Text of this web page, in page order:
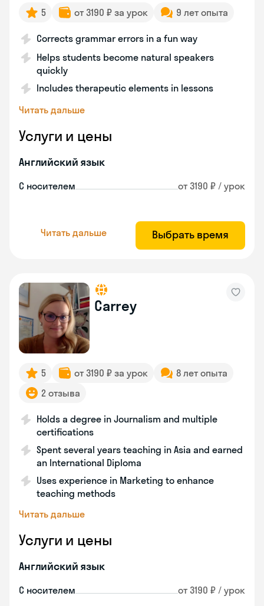
5 от 3190 ₽ за урок 9 лет опыта
Corrects grammar errors in a fun way
Helps students become natural speakers
quickly
Includes therapeutic elements in lessons
Читать дальше
Услуги и цены
Английский язык
С носителем от 3190 ₽ / урок
Читать дальше Выбрать время
Carrey
5 от 3190 ₽ за урок
8 лет опыта
2 отзыва
Holds a degree in Journalism and multiple
certifications
Spent several years teaching in Asia and earned
an International Diploma
Uses experience in Marketing to enhance
teaching methods
Читать дальше
Услуги и цены
Английский язык
С носителем от 3190 ₽ / урок